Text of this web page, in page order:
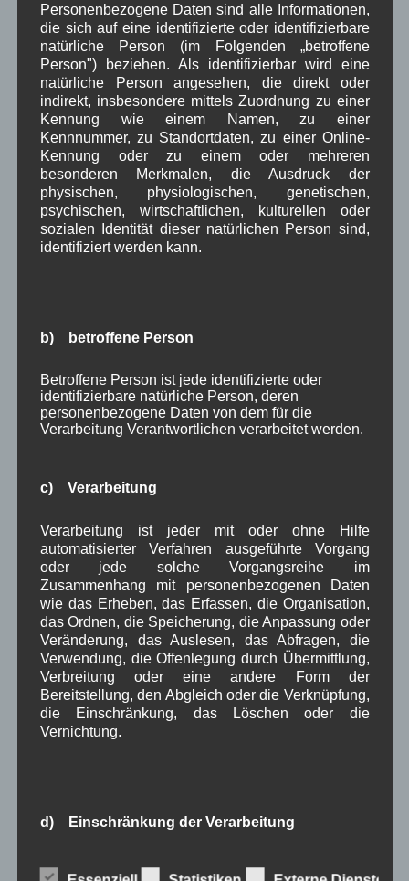
August 2024(2)
Juli 2024(9)
Juni 2024(4)
Mai 2024(4)
April 2024(5)
März 2024(4)
Februar 2024
Januar 2024
Dezember 2023(8)
November 2023
Oktober 2023(8)
September 2023(8)
August 2023(4)
März 2023(5)
Januar 2023(8)
Dezember 2022(7)
November 2022(8)
Oktober 2022(8)
Juli 2022(5)
Mai 2022(5)
April 2022(8)
März 2022
(6)
Februar 2022(4)
Januar 2022(3)
Dezember 2021(7)
November 2021(9)
Oktober 2021(8)
September 2021
(8)
August 2021
(4)
Juli 2021(10)
Februar 2021(4)
Personenbezogene Daten sind alle Informationen,
die sich auf eine identifizierte oder identifizierbare
natürliche Person (im Folgenden „betroffene
Person") beziehen. Als identifizierbar wird eine
natürliche Person angesehen, die direkt oder
indirekt, insbesondere mittels Zuordnung zu einer
Kennung wie einem Namen, zu einer
Kennnummer, zu Standortdaten, zu einer Online-
Kennung oder zu einem oder mehreren
besonderen Merkmalen, die Ausdruck der
physischen, physiologischen, genetischen,
psychischen, wirtschaftlichen, kulturellen oder
sozialen Identität dieser natürlichen Person sind,
identifiziert werden kann.
b) betroffene Person
Betroffene Person ist jede identifizierte oder
identifizierbare natürliche Person, deren
personenbezogene Daten von dem für die
Verarbeitung Verantwortlichen verarbeitet werden.
c) Verarbeitung
Verarbeitung ist jeder mit oder ohne Hilfe
automatisierter Verfahren ausgeführte Vorgang
oder jede solche Vorgangsreihe im
Zusammenhang mit personenbezogenen Daten
wie das Erheben, das Erfassen, die Organisation,
das Ordnen, die Speicherung, die Anpassung oder
Veränderung, das Auslesen, das Abfragen, die
Verwendung, die Offenlegung durch Übermittlung,
Verbreitung oder eine andere Form der
Bereitstellung, den Abgleich oder die Verknüpfung,
die Einschränkung, das Löschen oder die
Vernichtung.
d) Einschränkung der Verarbeitung
Einschränkung der Verarbeitung ist die Markierung